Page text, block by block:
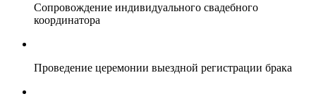
Сопровождение индивидуального свадебного
координатора
Проведение церемонии выездной регистрации брака